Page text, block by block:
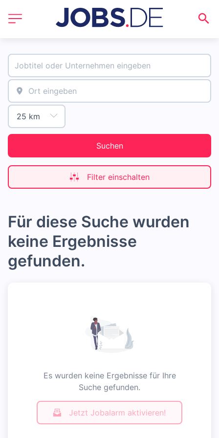
Suchen
Filter einschalten
Für diese Suche wurden
keine Ergebnisse
gefunden.
Es wurden keine Ergebnisse für Ihre
Suche gefunden.
Jetzt Jobalarm aktivieren!